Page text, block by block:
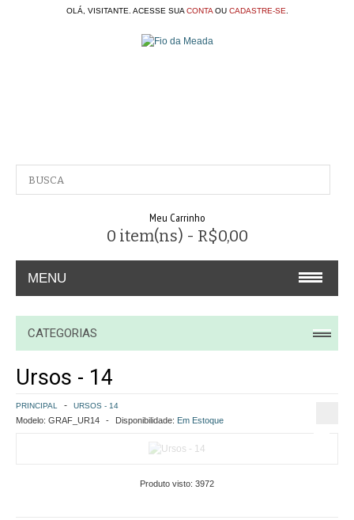
OLÁ, VISITANTE. ACESSE SUA CONTAOU CADASTRE-SE
Meu Carrinho
0 item(ns) - R$0,00
MENU
A EMPRESA
CONTATO
COMO COMPRAR
POLÍTICA DE FRETE GRÁTIS
CATEGORIAS
Ursos - 14
PRINCIPAL URSOS - 14
Modelo: GRAF_UR14 Disponibilidade: Em Estoque
Produto visto: 3972